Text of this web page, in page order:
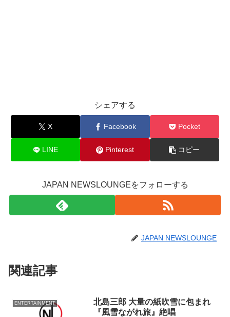
シェアする
X Facebook Pocket
LINE Pinterest コピー
JAPAN NEWSLOUNGEをフォローする
JAPAN NEWSLOUNGE
関連記事
ENTERTAINMENT
北島三郎 大量の紙吹雪に包まれ
『風雪ながれ旅』絶唱